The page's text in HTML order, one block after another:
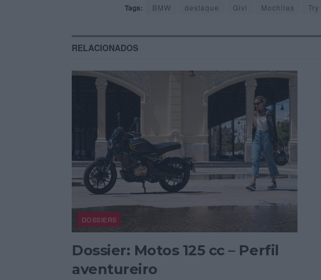
Tags: BMW destaque Givi Mochilas Try
RELACIONADOS
DOSSIERS
Dossier: Motos 125 cc – Perfil
aventureiro